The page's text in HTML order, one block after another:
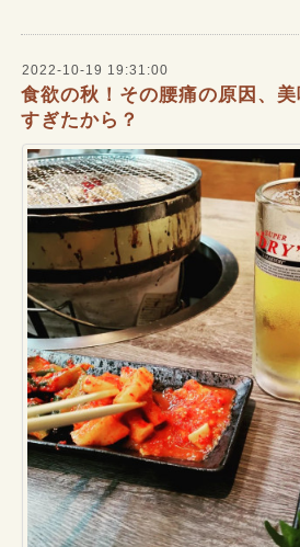
2022-10-19 19:31:00
食欲の秋！その腰痛の原因、
すぎたから？